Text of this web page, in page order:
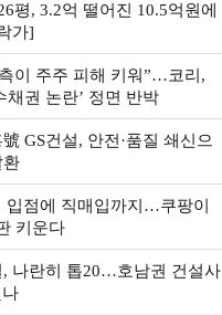
평, 3.2억 떨어진 10.5억원에
가]
이 주주 피해 키워”…코리,
채권 논란’ 정면 반박
GS건설, 안전·품질 쇄신으
환
입점에 직매입까지…쿠팡이
키운다
, 나란히 톱20…호남권 건설사